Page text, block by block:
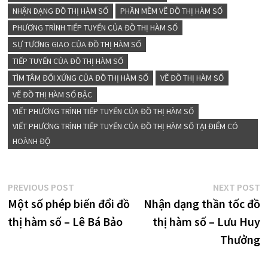
NHẬN DẠNG ĐỒ THỊ HÀM SỐ
PHẦN MỀM VẼ ĐỒ THỊ HÀM SỐ
PHƯƠNG TRÌNH TIẾP TUYẾN CỦA ĐỒ THỊ HÀM SỐ
SỰ TƯƠNG GIAO CỦA ĐỒ THỊ HÀM SỐ
TIẾP TUYẾN CỦA ĐỒ THỊ HÀM SỐ
TÌM TÂM ĐỐI XỨNG CỦA ĐỒ THỊ HÀM SỐ
VẼ ĐỒ THỊ HÀM SỐ
VẼ ĐỒ THỊ HÀM SỐ BẬC
VIẾT PHƯƠNG TRÌNH TIẾP TUYẾN CỦA ĐỒ THỊ HÀM SỐ
VIẾT PHƯƠNG TRÌNH TIẾP TUYẾN CỦA ĐỒ THỊ HÀM SỐ TẠI ĐIỂM CÓ
HOÀNH ĐỘ
Điều
hướng
bài
PREVIOUS POSTPrevious
post:
Một số phép biến đổi đồ
thị hàm số – Lê Bá Bảo
NEXT POST
Nhận dạng thần tốc đồ
thị hàm số – Lưu Huy
Thưởng